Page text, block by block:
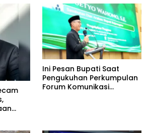
Ini Pesan Bupati Saat
Pengukuhan Perkumpulan
Forum Komunikasi